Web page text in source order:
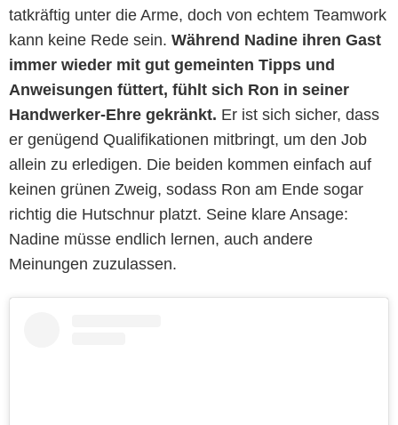
tatkräftig unter die Arme, doch von echtem Teamwork
kann keine Rede sein. Während Nadine ihren Gast
immer wieder mit gut gemeinten Tipps und
Anweisungen füttert, fühlt sich Ron in seiner
Handwerker-Ehre gekränkt. Er ist sich sicher, dass
er genügend Qualifikationen mitbringt, um den Job
allein zu erledigen. Die beiden kommen einfach auf
keinen grünen Zweig, sodass Ron am Ende sogar
richtig die Hutschnur platzt. Seine klare Ansage:
Nadine müsse endlich lernen, auch andere
Meinungen zuzulassen.